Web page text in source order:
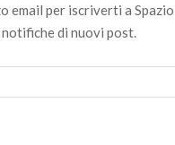
email per iscriverti a
di nuovi post.